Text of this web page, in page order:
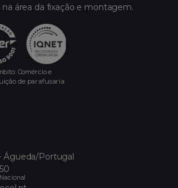
área da fixação e montagem.
Comércio e
de parafusaria
Águeda/Portugal